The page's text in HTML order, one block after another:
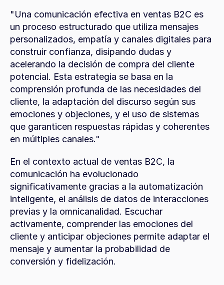
"Una comunicación efectiva en ventas B2C es
un proceso estructurado que utiliza mensajes
personalizados, empatía y canales digitales para
construir confianza, disipando dudas y
acelerando la decisión de compra del cliente
potencial. Esta estrategia se basa en la
comprensión profunda de las necesidades del
cliente, la adaptación del discurso según sus
emociones y objeciones, y el uso de sistemas
que garanticen respuestas rápidas y coherentes
en múltiples canales."
En el contexto actual de ventas B2C, la
comunicación ha evolucionado
significativamente gracias a la automatización
inteligente, el análisis de datos de interacciones
previas y la omnicanalidad. Escuchar
activamente, comprender las emociones del
cliente y anticipar objeciones permite adaptar el
mensaje y aumentar la probabilidad de
conversión y fidelización.